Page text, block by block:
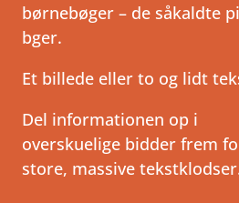
børnebøger – de såkaldte
bger.
Et billede eller to og lidt
Del informationen op i
overskuelige bidder frem
store, massive